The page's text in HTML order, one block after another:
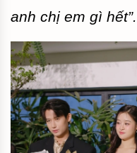
anh chị em gì hết”.